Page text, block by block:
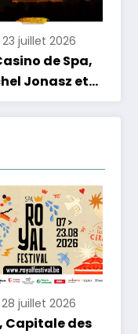
23 juillet 2026
de Spa,
Jonasz et
Chamfort
le temps
nostalgie
28 juillet 2026
Capitale des